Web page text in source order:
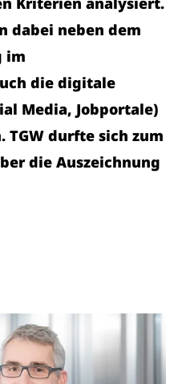
dabei neben dem
im
die digitale
Media, Jobportale)
TGW durfte sich zum
die Auszeichnung